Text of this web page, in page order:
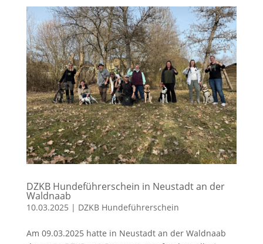
DZKB Hundeführerschein in Neustadt an der
Waldnaab
10.03.2025 | DZKB Hundeführerschein
Am 09.03.2025 hatte in Neustadt an der Waldnaab